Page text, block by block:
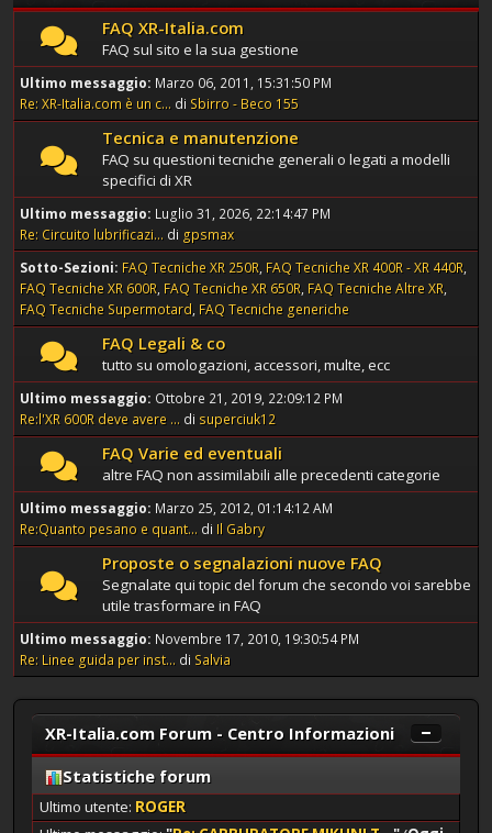
FAQ XR-Italia.com
FAQ sul sito e la sua gestione
Ultimo messaggio: Marzo 06, 2011, 15:31:50 PM
Re: XR-Italia.com è un c... di Sbirro - Beco 155
Tecnica e manutenzione
FAQ su questioni tecniche generali o legati a modelli
specifici di XR
Ultimo messaggio: Luglio 31, 2026, 22:14:47 PM
Re: Circuito lubrificazi... di gpsmax
Sotto-Sezioni FAQ Tecniche XR 250R FAQ Tecniche XR 400R - XR 440R
FAQ Tecniche XR 600R FAQ Tecniche XR 650R FAQ Tecniche Altre XR
FAQ Tecniche Supermotard FAQ Tecniche generiche
FAQ Legali & co
tutto su omologazioni, accessori, multe, ecc
Ultimo messaggio: Ottobre 21, 2019, 22:09:12 PM
Re:l'XR 600R deve avere ... di superciuk12
FAQ Varie ed eventuali
altre FAQ non assimilabili alle precedenti categorie
Ultimo messaggio: Marzo 25, 2012, 01:14:12 AM
Re:Quanto pesano e quant... di Il Gabry
Proposte o segnalazioni nuove FAQ
Segnalate qui topic del forum che secondo voi sarebbe
utile trasformare in FAQ
Ultimo messaggio: Novembre 17, 2010, 19:30:54 PM
Re: Linee guida per inst... di Salvia
XR-Italia.com Forum - Centro Informazioni
Statistiche forum
Ultimo utente: ROGER